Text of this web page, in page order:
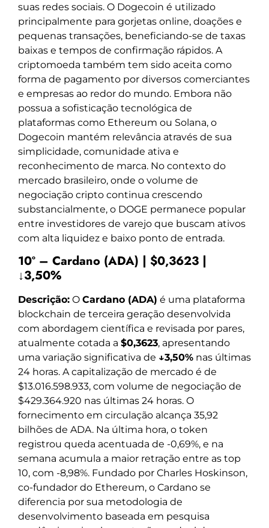
suas redes sociais. O Dogecoin é utilizado
principalmente para gorjetas online, doações e
pequenas transações, beneficiando-se de taxas
baixas e tempos de confirmação rápidos. A
criptomoeda também tem sido aceita como
forma de pagamento por diversos comerciantes
e empresas ao redor do mundo. Embora não
possua a sofisticação tecnológica de
plataformas como Ethereum ou Solana, o
Dogecoin mantém relevância através de sua
simplicidade, comunidade ativa e
reconhecimento de marca. No contexto do
mercado brasileiro, onde o volume de
negociação cripto continua crescendo
substancialmente, o DOGE permanece popular
entre investidores de varejo que buscam ativos
com alta liquidez e baixo ponto de entrada.
10º – Cardano (ADA) | $0,3623 |
↓3,50%
Descrição: O Cardano (ADA) é uma plataforma
blockchain de terceira geração desenvolvida
com abordagem científica e revisada por pares,
atualmente cotada a $0,3623, apresentando
uma variação significativa de ↓3,50% nas últimas
24 horas. A capitalização de mercado é de
$13.016.598.933, com volume de negociação de
$429.364.920 nas últimas 24 horas. O
fornecimento em circulação alcança 35,92
bilhões de ADA. Na última hora, o token
registrou queda acentuada de -0,69%, e na
semana acumula a maior retração entre as top
10, com -8,98%. Fundado por Charles Hoskinson,
co-fundador do Ethereum, o Cardano se
diferencia por sua metodologia de
desenvolvimento baseada em pesquisa